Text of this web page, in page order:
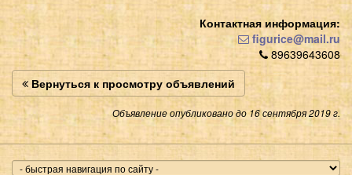
Контактная информация:
figurice@mail.ru
89639643608
Вернуться к просмотру объявлений
Объявление опубликовано до 16 сентября 2019 г.